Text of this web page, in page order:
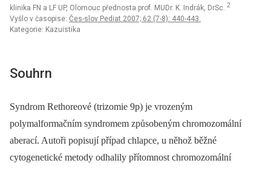
klinika FN a LF UP, Olomouc přednosta prof. MUDr. K. Indrák, DrSc. 2
Vyšlo v časopise: Čes-slov Pediat 2007; 62 (7-8): 440-443.
Kategorie: Kazuistika
Souhrn
Syndrom Rethoreové (trizomie 9p) je vrozeným
polymalformačním syndromem způsobeným chromozomální
aberací. Autoři popisují případ chlapce, u něhož běžné
cytogenetické metody odhalily přítomnost chromozomální